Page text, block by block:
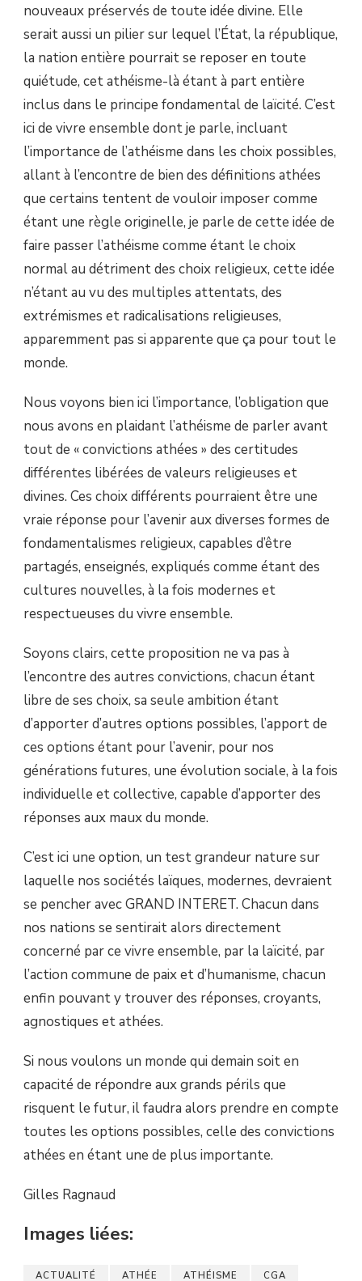
nouveaux préservés de toute idée divine. Elle
serait aussi un pilier sur lequel l’État, la république,
la nation entière pourrait se reposer en toute
quiétude, cet athéisme-là étant à part entière
inclus dans le principe fondamental de laïcité. C’est
ici de vivre ensemble dont je parle, incluant
l’importance de l’athéisme dans les choix possibles,
allant à l’encontre de bien des définitions athées
que certains tentent de vouloir imposer comme
étant une règle originelle, je parle de cette idée de
faire passer l’athéisme comme étant le choix
normal au détriment des choix religieux, cette idée
n’étant au vu des multiples attentats, des
extrémismes et radicalisations religieuses,
apparemment pas si apparente que ça pour tout le
monde.
Nous voyons bien ici l’importance, l’obligation que
nous avons en plaidant l’athéisme de parler avant
tout de « convictions athées » des certitudes
différentes libérées de valeurs religieuses et
divines. Ces choix différents pourraient être une
vraie réponse pour l’avenir aux diverses formes de
fondamentalismes religieux, capables d’être
partagés, enseignés, expliqués comme étant des
cultures nouvelles, à la fois modernes et
respectueuses du vivre ensemble.
Soyons clairs, cette proposition ne va pas à
l’encontre des autres convictions, chacun étant
libre de ses choix, sa seule ambition étant
d’apporter d’autres options possibles, l’apport de
ces options étant pour l’avenir, pour nos
générations futures, une évolution sociale, à la fois
individuelle et collective, capable d’apporter des
réponses aux maux du monde.
C’est ici une option, un test grandeur nature sur
laquelle nos sociétés laïques, modernes, devraient
se pencher avec GRAND INTERET. Chacun dans
nos nations se sentirait alors directement
concerné par ce vivre ensemble, par la laïcité, par
l’action commune de paix et d’humanisme, chacun
enfin pouvant y trouver des réponses, croyants,
agnostiques et athées.
Si nous voulons un monde qui demain soit en
capacité de répondre aux grands périls que
risquent le futur, il faudra alors prendre en compte
toutes les options possibles, celle des convictions
athées en étant une de plus importante.
Gilles Ragnaud
Images liées:
ACTUALITÉ ATHÉE ATHÉISME CGA